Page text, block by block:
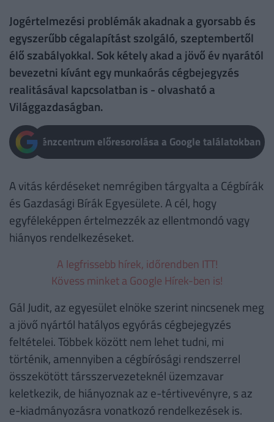
Jogértelmezési problémák akadnak a gyorsabb és
egyszerűbb cégalapítást szolgáló, szeptembertől
élő szabályokkal. Sok kétely akad a jövő év nyarától
bevezetni kívánt egy munkaórás cégbejegyzés
realitásával kapcsolatban is - olvasható a
Világgazdaságban.
Pénzcentrum előresorolása a Google találatokban
A vitás kérdéseket nemrégiben tárgyalta a Cégbírák
és Gazdasági Bírák Egyesülete. A cél, hogy
egyféleképpen értelmezzék az ellentmondó vagy
hiányos rendelkezéseket.
A legfrissebb hírek, időrendben ITT!
Kövess minket a Google Hírek-ben is!
Gál Judit, az egyesület elnöke szerint nincsenek meg
a jövő nyártól hatályos egyórás cégbejegyzés
feltételei. Többek között nem lehet tudni, mi
történik, amennyiben a cégbírósági rendszerrel
összekötött társszervezeteknél üzemzavar
keletkezik, de hiányoznak az e-tértivevényre, s az
e-kiadmányozásra vonatkozó rendelkezések is.